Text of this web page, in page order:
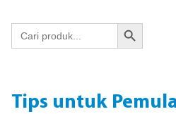
Search
for:
Search Button
Tips untuk